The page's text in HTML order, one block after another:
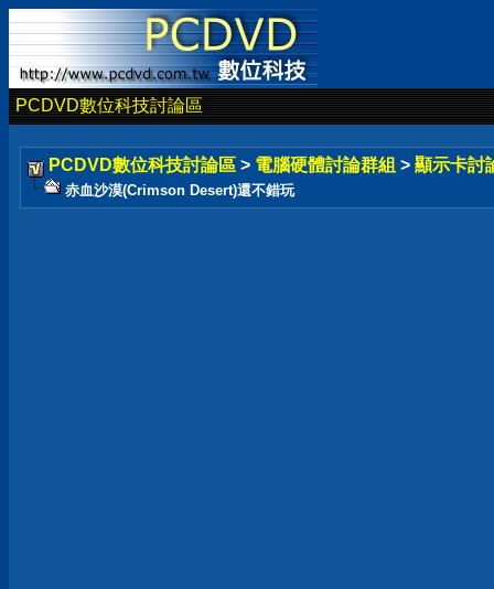
PCDVD數位科技討論區
PCDVD數位科技討論區 > 電腦硬體討論群組 > 顯示卡討
赤血沙漠(Crimson Desert)還不錯玩